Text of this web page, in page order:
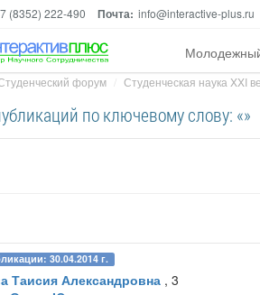
(8352) 222-490 Почта: info@interactive-plus.ru
форум Студенческая наука XXI
по ключевому слову: «»
30.04.2014 г.
Таисия Александровна , 3